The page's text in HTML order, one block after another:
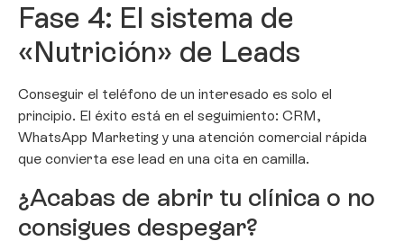
Fase 4: El sistema de
«Nutrición» de Leads
Conseguir el teléfono de un interesado es solo el
principio. El éxito está en el seguimiento: CRM,
WhatsApp Marketing y una atención comercial rápida
que convierta ese lead en una cita en camilla.
¿Acabas de abrir tu clínica o no
consigues despegar?